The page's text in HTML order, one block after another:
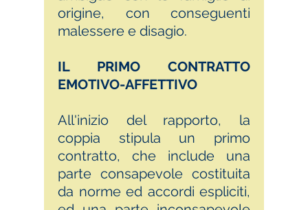
origine, con conseguenti
malessere e disagio.
IL PRIMO CONTRATTO
EMOTIVO-AFFETTIVO
All'inizio del rapporto, la
coppia stipula un primo
contratto, che include una
parte consapevole costituita
da norme ed accordi espliciti,